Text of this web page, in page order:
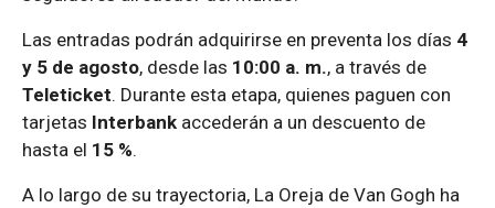
Las entradas podrán adquirirse en preventa los días 4
y 5 de agosto, desde las 10:00 a. m., a través de
Teleticket. Durante esta etapa, quienes paguen con
tarjetas Interbank accederán a un descuento de
hasta el 15 %.
A lo largo de su trayectoria, La Oreja de Van Gogh ha